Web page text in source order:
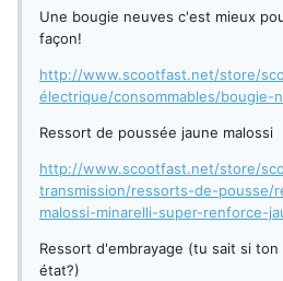
Une bougie neuves c'est mieux
façon!
http://www.scootfast.net/store/
électrique/consommables/bougie-
Ressort de poussée jaune malossi
http://www.scootfast.net/store/
transmission/ressorts-de-pousse/
malossi-minarelli-super-renforce-
Ressort d'embrayage (tu sait si
état?)